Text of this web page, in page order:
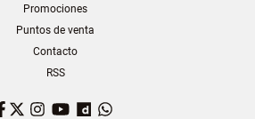
Promociones
Puntos de venta
Contacto
RSS
Facebook
TwitterInstagram
YouTubeDailymotion